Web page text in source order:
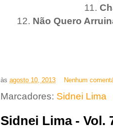
11.
12. Não Quero
às agosto 10, 2013 Nenhum
Marcadores: Sidnei Lima
Sidnei Lima - Vol.